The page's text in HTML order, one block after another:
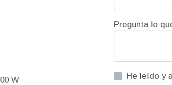
W
Pregunta lo
He leído y acepto la